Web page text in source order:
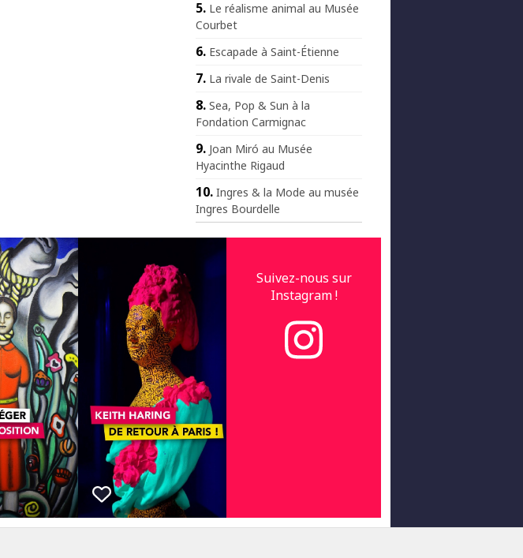
Le réalisme animal au Musée
Courbet
Escapade à Saint-Étienne
La rivale de Saint-Denis
Sea, Pop & Sun à la
Fondation Carmignac
Joan Miró au Musée
Hyacinthe Rigaud
Ingres & la Mode au musée
Ingres Bourdelle
Suivez-nous sur
Instagram !